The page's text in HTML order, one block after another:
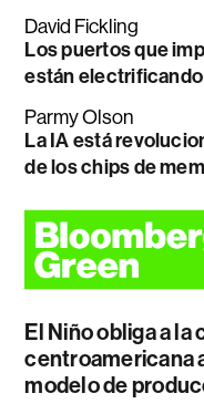
David Fickling
Los puertos que
están electrificando
Parmy Olson
La IA está
de los chips de
El Niño obliga a
centroamericana
modelo de